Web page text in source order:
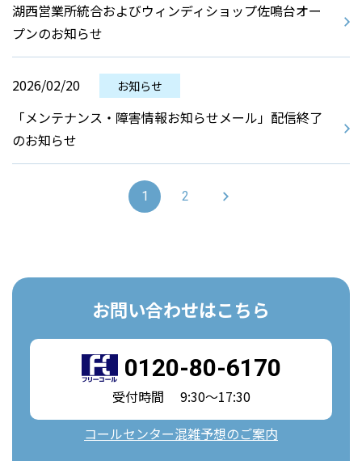
湖西営業所統合およびウィンディショップ佐鳴台オー
プンのお知らせ
2026/02/20 お知らせ
「メンテナンス・障害情報お知らせメール」配信終了
のお知らせ
1 2
お問い合わせはこちら
0120-80-6170
受付時間 9:30～17:30
コールセンター混雑予想のご案内